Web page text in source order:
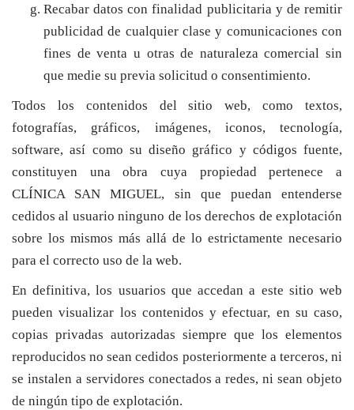
Recabar datos con finalidad publicitaria y de remitir
publicidad de cualquier clase y comunicaciones con
fines de venta u otras de naturaleza comercial sin
que medie su previa solicitud o consentimiento.
Todos los contenidos del sitio web, como textos,
fotografías, gráficos, imágenes, iconos, tecnología,
software, así como su diseño gráfico y códigos fuente,
constituyen una obra cuya propiedad pertenece a
CLÍNICA SAN MIGUEL, sin que puedan entenderse
cedidos al usuario ninguno de los derechos de explotación
sobre los mismos más allá de lo estrictamente necesario
para el correcto uso de la web.
En definitiva, los usuarios que accedan a este sitio web
pueden visualizar los contenidos y efectuar, en su caso,
copias privadas autorizadas siempre que los elementos
reproducidos no sean cedidos posteriormente a terceros, ni
se instalen a servidores conectados a redes, ni sean objeto
de ningún tipo de explotación.